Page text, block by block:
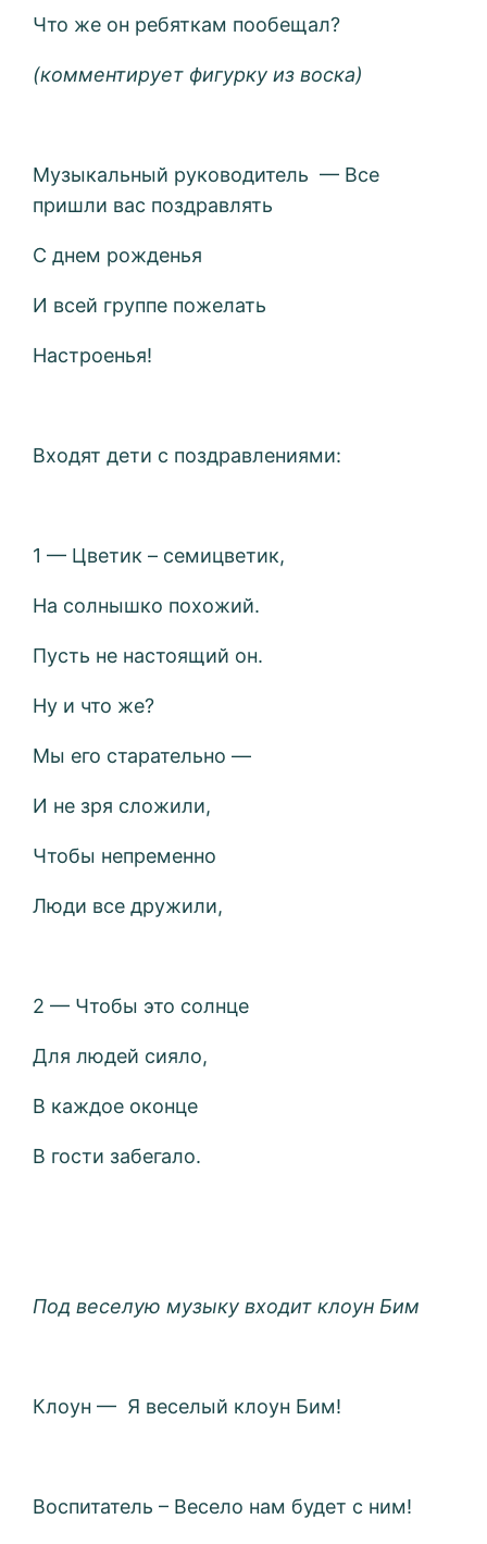
Что же он ребяткам пообещал?
(комментирует фигурку из воска)
Музыкальный руководитель — Все
пришли вас поздравлять
С днем рожденья
И всей группе пожелать
Настроенья!
Входят дети с поздравлениями:
1 — Цветик – семицветик,
На солнышко похожий.
Пусть не настоящий он.
Ну и что же?
Мы его старательно —
И не зря сложили,
Чтобы непременно
Люди все дружили,
2 — Чтобы это солнце
Для людей сияло,
В каждое оконце
В гости забегало.
Под веселую музыку входит клоун Бим
Клоун — Я веселый клоун Бим!
Воспитатель – Весело нам будет с ним!